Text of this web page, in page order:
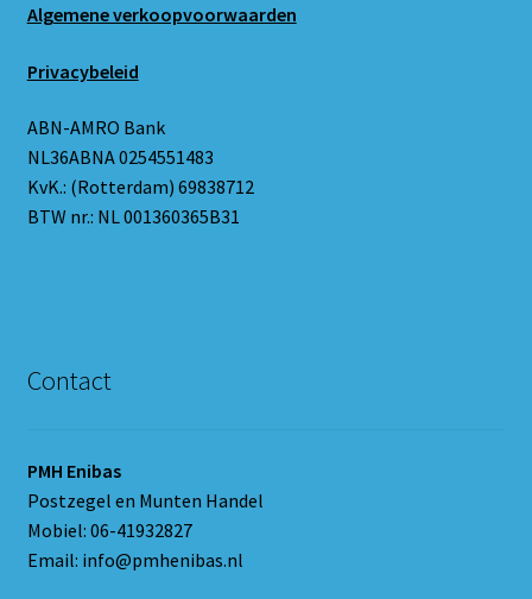
Algemene verkoopvoorwaarden
Privacybeleid
ABN-AMRO Bank
NL36ABNA 0254551483
KvK.: (Rotterdam) 69838712
BTW nr.: NL 001360365B31
Contact
PMH Enibas
Postzegel en Munten Handel
Mobiel: 06-41932827
Email: info@pmhenibas.nl